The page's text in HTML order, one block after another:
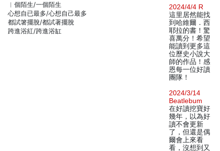
︱個陌生/一個陌生
心想自已最多/心想自己最多
都試箸擺脫/都試著擺脫
跨進浴紅/跨進浴缸
2024/4/4 R
這里居然能找
到哈維爾．西
耶拉的書！驚
喜萬分！希望
能讀到更多這
位歷史小說大
師的作品！感
恩每一位好讀
團隊！
2024/3/14
Beatlebum
在好讀挖寶好
幾年，以為好
讀不會更新
了，但還是偶
爾會上來看
看，沒想到又